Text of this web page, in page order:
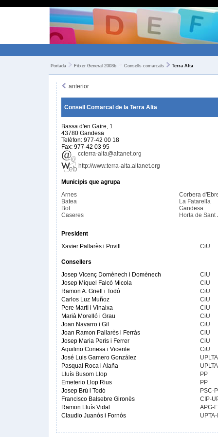
Portada Fitxer General 2003b Consells comarcals Terra Alta
anterior
Consell Comarcal de la Terra Alta
Bassa d'en Gaire, 1
43780 Gandesa
Telèfon: 977-42 00 18
Fax: 977-42 03 95
ccterra-alta@altanet.org
http://www.terra-alta.altanet.org
Municipis que agrupa
Arnes
Batea
Bot
Caseres
Corbera
La Fatarella
Gandesa
Horta de Sant
President
Xavier Pallarès i Povill
CiU
Consellers
Josep Vicenç Domènech i Domènech
CiU
Josep Miquel Falcó Micola
CiU
Ramon A. Griell i Todó
CiU
Carlos Luz Muñoz
CiU
Pere Martí i Vinaixa
CiU
Marià Morelló i Grau
CiU
Joan Navarro i Gil
CiU
Joan Ramon Pallarès i Ferràs
CiU
Josep Maria Peris i Ferrer
CiU
Aquilino Conesa i Vicente
CiU
José Luis Gamero González
Pasqual Roca i Alaña
Lluís Busom Llop
PP
Emeterio Llop Rius
PP
Josep Brú i Todó
PSC-
Francisco Balsebre Gironès
CIP-
Ramon Lluís Vidal
APG-
Claudio Juanós i Fornós